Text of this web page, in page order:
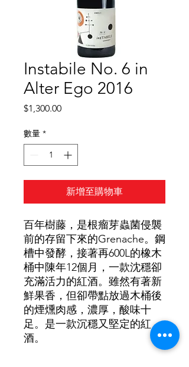
Instabile No. 6 in
Alter Ego 2016
$1,300.00價
數量 *
新增至購物車
百年樹藤，是根瘤芽蟲菌侵襲
前的存留下來的Grenache。鋼
槽中發酵，接著再600L的橡木
桶中陳年12個月，一款沈穩卻
充滿活力的紅酒。雖然有著新
鮮果香，但卻帶點放過木桶後
的煙燻肉感，濃厚，酸味十
足。是一款沉穩又堅定的紅
酒。